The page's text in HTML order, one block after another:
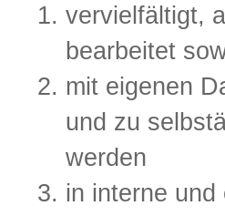
vervielfältigt,
bearbeitet
mit eigenen
und zu
werden
in interne